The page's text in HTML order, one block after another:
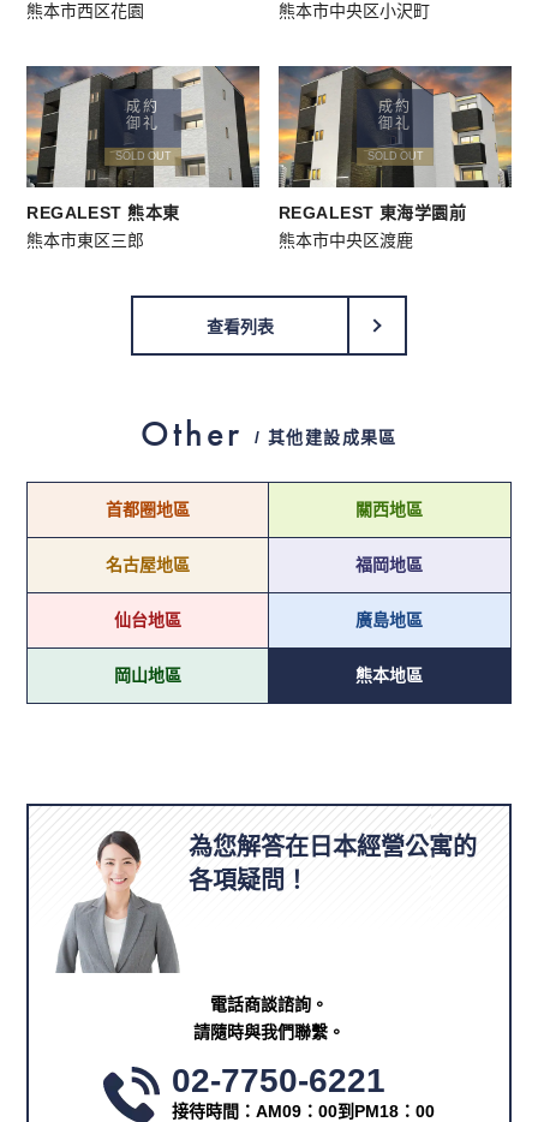
熊本市西区花園
熊本市中央区小沢町
成約
御礼
SOLD OUT
REGALEST 熊本東
熊本市東区三郎
成約
御礼
SOLD OUT
REGALEST 東海学園前
熊本市中央区渡鹿
查看列表
Other / 其他建設成果區
首都圈地區 關西地區
名古屋地區 福岡地區
仙台地區 廣島地區
岡山地區 熊本地區
為您解答在日本經營公寓的
各項疑問！
電話商談諮詢。
請隨時與我們聯繫。
02-7750-6221
接待時間：AM09：00到PM18：00